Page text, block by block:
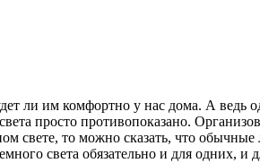
ли им комфортно у нас дома. А ведь
просто противопоказано.
свете, то можно сказать, что
света обязательно и для одних, и